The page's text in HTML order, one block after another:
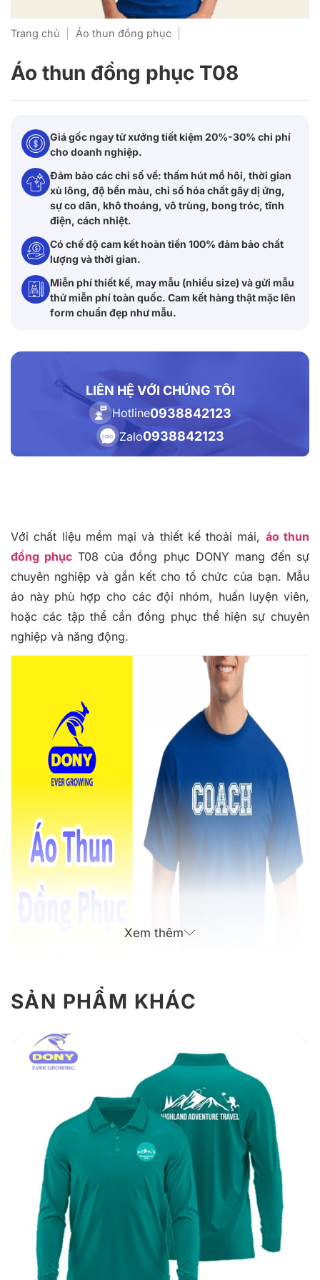
Trang chủ Áo thun đồng phục
Áo thun đồng phục T08
Giá gốc ngay từ xưởng tiết kiệm 20%-30% chi phí
cho doanh nghiệp.
Đảm bảo các chỉ số về: thấm hút mồ hôi, thời gian
xù lông, độ bền màu, chỉ số hóa chất gây dị ứng,
sự co dãn, khô thoáng, vô trùng, bong tróc, tĩnh
điện, cách nhiệt.
Có chế độ cam kết hoàn tiền 100% đảm bảo chất
lượng và thời gian.
Miễn phí thiết kế, may mẫu (nhiều size) và gửi mẫu
thử miễn phí toàn quốc. Cam kết hàng thật mặc lên
form chuẩn đẹp như mẫu.
LIÊN HỆ VỚI CHÚNG TÔI
Hotline0938842123
Zalo0938842123
Với chất liệu mềm mại và thiết kế thoải mái, áo thun
đồng phục T08 của đồng phục DONY mang đến sự
chuyên nghiệp và gắn kết cho tổ chức của bạn. Mẫu
áo này phù hợp cho các đội nhóm, huấn luyện viên,
hoặc các tập thể cần đồng phục thể hiện sự chuyên
nghiệp và năng động.
Xem thêm
SẢN PHẨM KHÁC